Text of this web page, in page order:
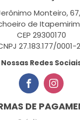
Monteiro,
de Itapemirim
CEP 29300170
27.183.177/0001-
Nossas Redes
DE